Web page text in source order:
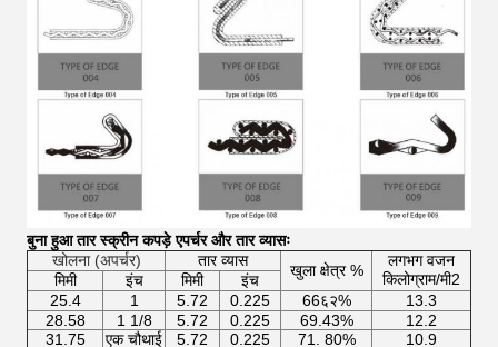
बुना हुआ तार स्क्रीन कपड़े एपर्चर और तार व्यासः
खोलना (अपर्चर)
तार व्यास
खुला क्षेत्र %
लगभग वजन
किलोग्राम/मी2
मिमी इंच मिमी
इंच
25.4
1 5.72 0.225 66६२%
13.3
28.58
1 1/8 5.72 0.225 69.43%
12.2
31.75
एक चौथाई 5.72 0.225 71. 80%
10.9